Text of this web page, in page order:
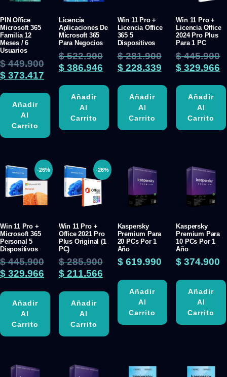
PIN Office
Microsoft 365
Familia 12
Meses / 6
Usuarios
$449.900
$ 373.417
Añadir
Al
Carrito
Licencia
Aplicaciones De
Microsoft 365
Para Negocios
$522.900
$386.946
Añadir
Al
Carrito
Win 11 Pro +
Licencia Office
365 5
Dispositivos
$281.900
$228.339
Añadir
Al
Carrito
Win 11 Pro +
Licencia Office
2024 Pro Plus
Para 1 PC
$445.900
$ 329.966
Añadir
Al
Carrito
-26%
Win 11 Pro +
Microsoft 365
Personal 5
Dispositivos
$445.900
$ 329.966
Añadir
Al
Carrito
-26%
Win 11 Pro +
Office 2021 Pro
Plus Original (1
PC)
$285.900
$211.566
Añadir
Al
Carrito
Kaspersky
Premium Para
20 PCs Por 1
Año
$619.990
Añadir
Al
Carrito
Kaspersky
Premium Para
10 PCs Por 1
Año
$ 374.900
Añadir
Al
Carrito